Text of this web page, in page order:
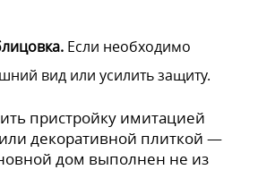
Если необходимо
вид или усилить защиту.
пристройку имитацией
декоративной плиткой —
дом выполнен не из